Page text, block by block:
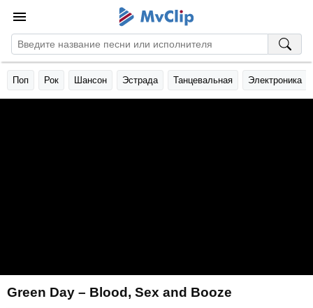
Поп Рок Шансон Эстрада Танцевальная Электроника
Green Day – Blood, Sex and Booze